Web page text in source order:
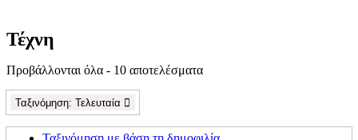
Τέχνη
Προβάλλονται όλα - 10 αποτελέσματαSorted
Ταξινόμηση: Τελευταία